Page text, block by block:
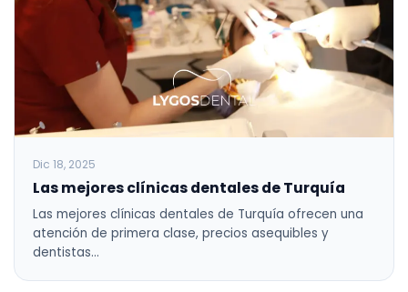
Dic 18, 2025
Las mejores clínicas dentales de Turquía
Las mejores clínicas dentales de Turquía ofrecen una
atención de primera clase, precios asequibles y
dentistas…